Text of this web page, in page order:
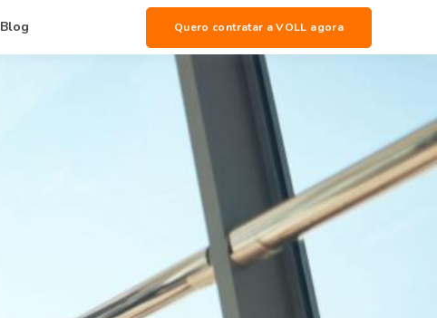
Blog Quero contratar a VOLL agora